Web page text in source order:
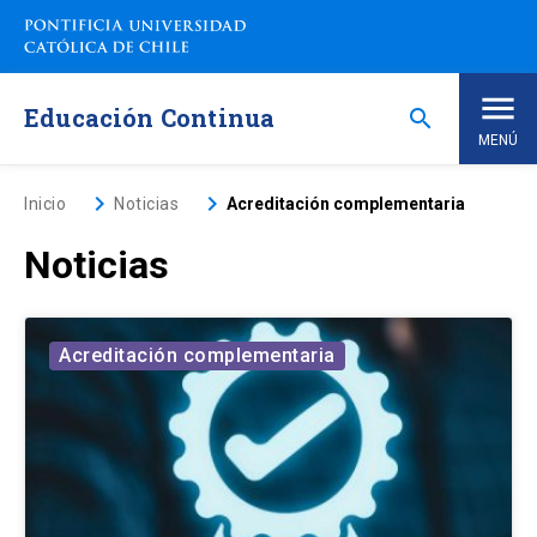
Saltar
contenido
Educación Continua search
MENÚ
Inicio
Nosotros
Programas de Estudio
Programas Corporativos
Noticias
Inicio keyboard_arrow_rightNoticias keyboard_arrow_rightAcreditación complementaria
Noticias
Acreditación complementaria